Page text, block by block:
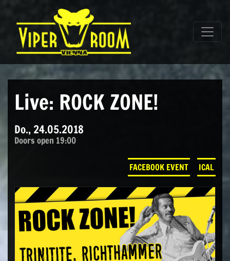
Hauptnavigation
Live: ROCK ZONE!
Do., 24.05.2018
Doors open 19:00
FACEBOOK EVENT ICAL